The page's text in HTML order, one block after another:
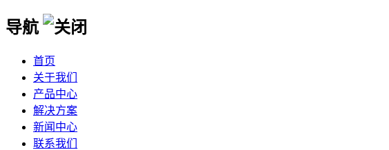
导航
首页
关于我们
产品中心
解决方案
新闻中心
联系我们